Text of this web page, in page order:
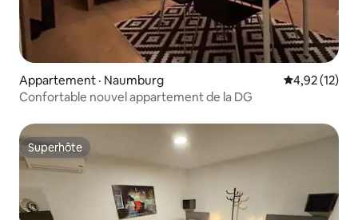
Appartement · Naumburg Note
4,92 (12)
Confortable nouvel appartement de la DG
Superhôte
Superhôte